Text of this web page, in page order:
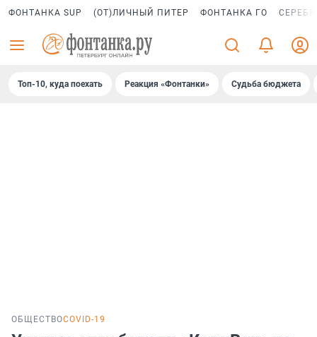
ФОНТАНКА SUP (ОТ)ЛИЧНЫЙ ПИТЕР ФОНТАНКА ГО
Топ-10, куда поехать Реакция «Фонтанки» Судьба бюджета
ОБЩЕСТВОCOVID-19